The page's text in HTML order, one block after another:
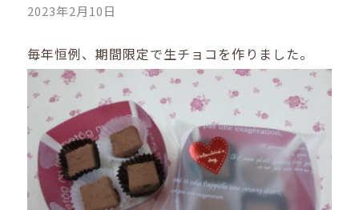
2023年2月10日
毎年恒例、期間限定で生チョコを作りました。